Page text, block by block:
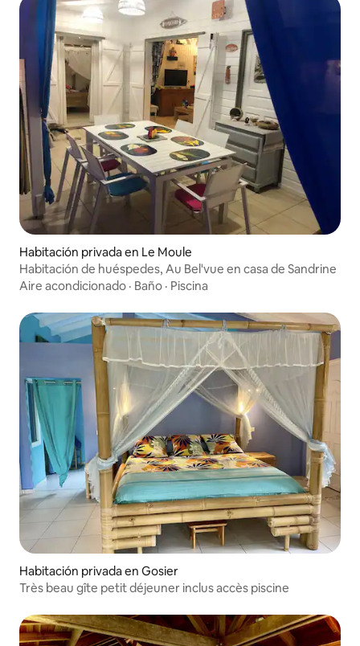
Habitación privada en Le Moule
Habitación de huéspedes, Au Bel'vue en casa de Sandrine
Aire acondicionado · Baño · Piscina
Habitación privada en Gosier
Très beau gîte petit déjeuner inclus accès piscine